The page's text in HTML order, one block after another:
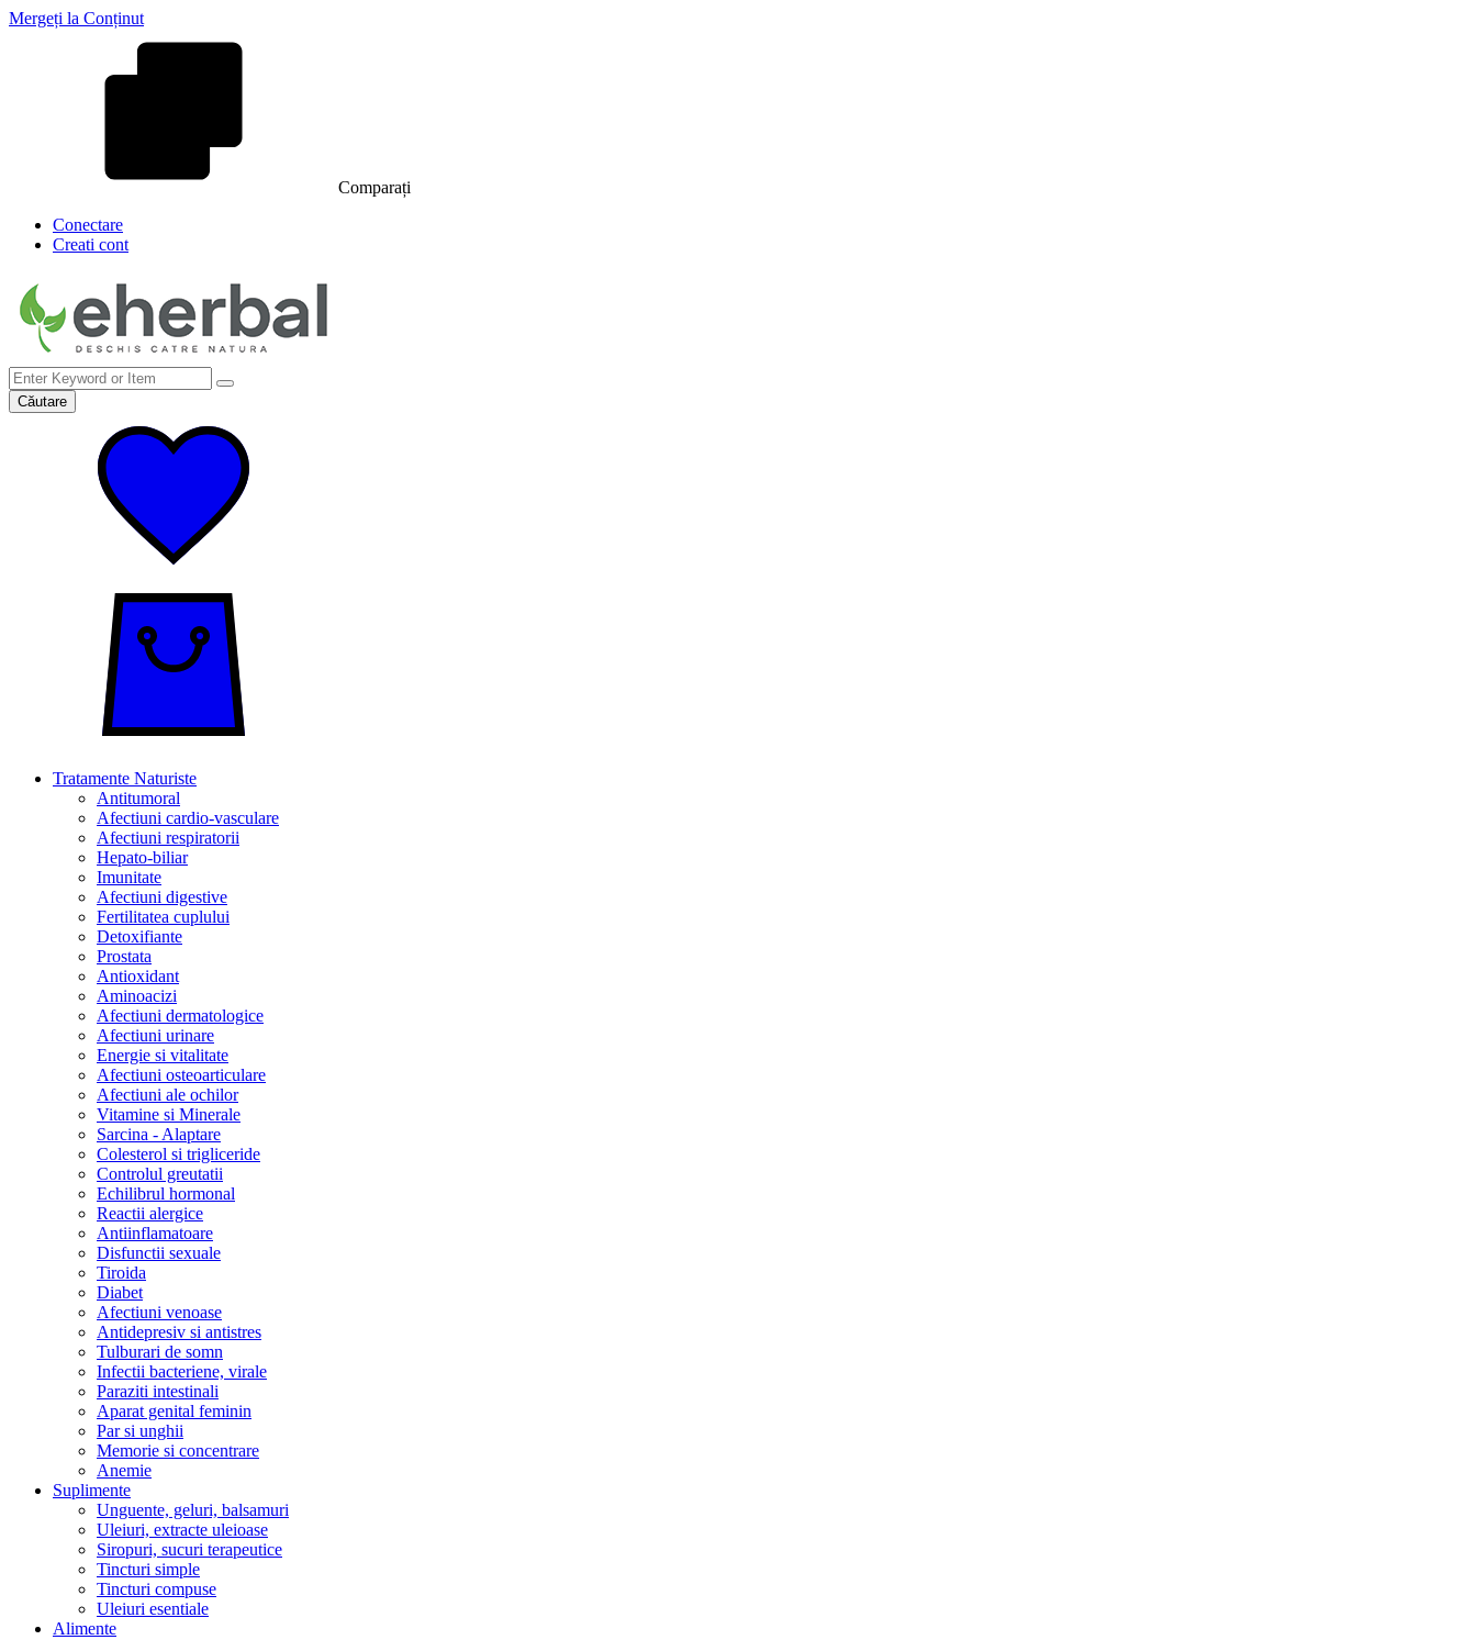
Mergeți la Conținut
Comparați
Conectare
Creati cont
Căutare
Tratamente Naturiste
Antitumoral
Afectiuni cardio-vasculare
Afectiuni respiratorii
Hepato-biliar
Imunitate
Afectiuni digestive
Fertilitatea cuplului
Detoxifiante
Prostata
Antioxidant
Aminoacizi
Afectiuni dermatologice
Afectiuni urinare
Energie si vitalitate
Afectiuni osteoarticulare
Afectiuni ale ochilor
Vitamine si Minerale
Sarcina - Alaptare
Colesterol si trigliceride
Controlul greutatii
Echilibrul hormonal
Reactii alergice
Antiinflamatoare
Disfunctii sexuale
Tiroida
Diabet
Afectiuni venoase
Antidepresiv si antistres
Tulburari de somn
Infectii bacteriene, virale
Paraziti intestinali
Aparat genital feminin
Par si unghii
Memorie si concentrare
Anemie
Suplimente
Unguente, geluri, balsamuri
Uleiuri, extracte uleioase
Siropuri, sucuri terapeutice
Tincturi simple
Tincturi compuse
Uleiuri esentiale
Alimente